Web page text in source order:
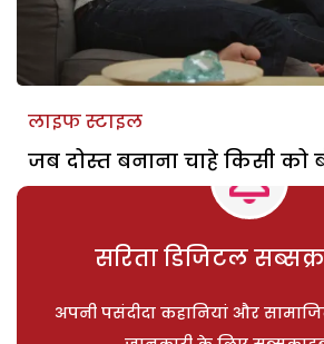
लाइफ स्टाइल
जब दोस्त बनाना चाहे किसी को
सरिता डिजिटल
अपनी पसंदीदा कहानियां और